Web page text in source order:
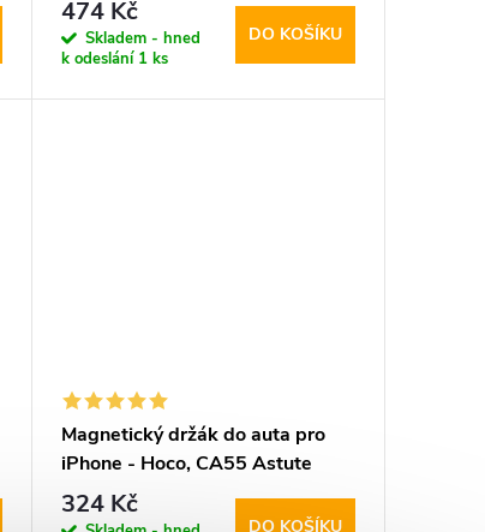
474 Kč
Skladem - hned
k odeslání 1 ks
DO KOŠÍKU
Magnetický držák do auta pro
iPhone - Hoco, CA55 Astute
324 Kč
DO KOŠÍKU